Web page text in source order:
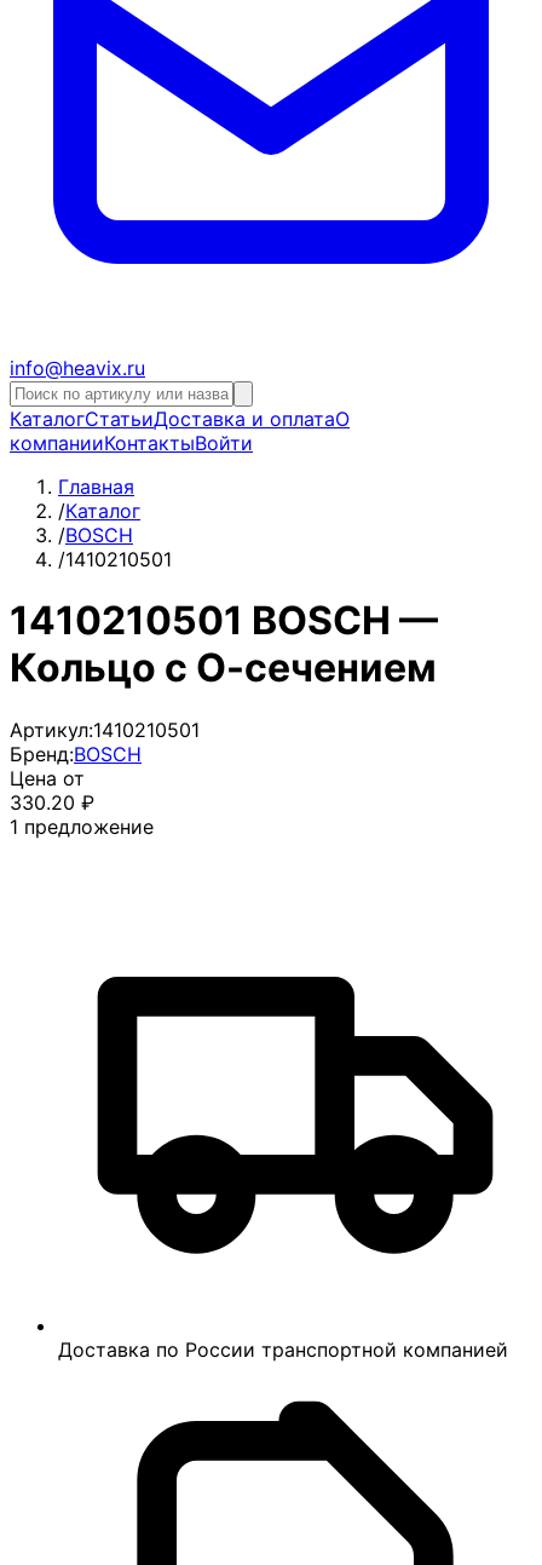
info@heavix.ru
КаталогСтатьиДоставка и оплатаО
компанииКонтактыВойти
Главная
/Каталог
/BOSCH
/1410210501
1410210501 BOSCH —
Кольцо с О-сечением
Артикул:1410210501
Бренд:BOSCH
Цена от
330.20 ₽
1 предложение
Доставка по России транспортной компанией